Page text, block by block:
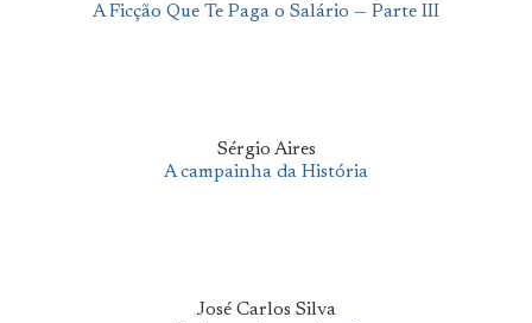
A Ficção Que Te Paga o Salário — Parte III
Sérgio Aires
A campainha da História
José Carlos Silva